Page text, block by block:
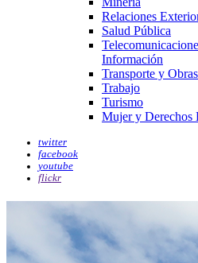
Relaciones
Salud Pública
Información
Transporte y
Trabajo
Turismo
Mujer y Derechos
twitter
facebook
youtube
flickr